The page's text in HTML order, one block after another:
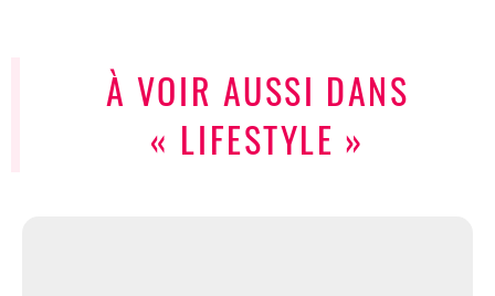
À VOIR AUSSI DANS
« LIFESTYLE »